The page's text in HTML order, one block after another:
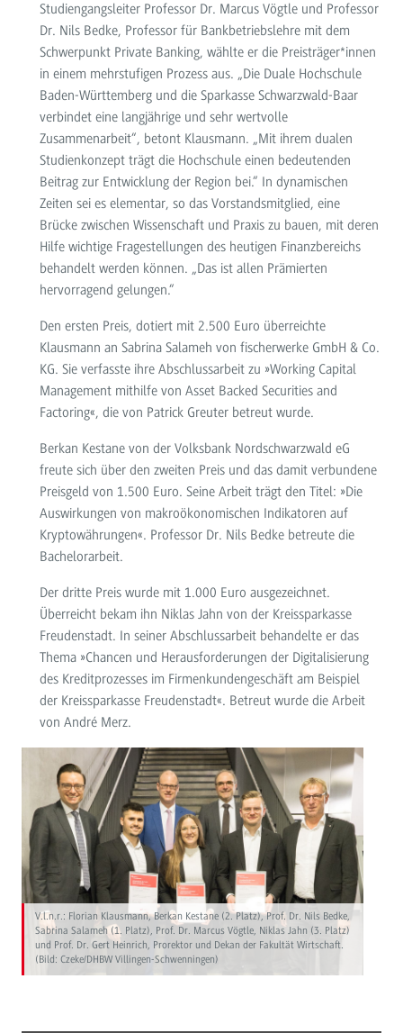
Studiengangsleiter Professor Dr. Marcus Vögtle und Professor
Dr. Nils Bedke, Professor für Bankbetriebslehre mit dem
Schwerpunkt Private Banking, wählte er die Preisträger*innen
in einem mehrstufigen Prozess aus. „Die Duale Hochschule
Baden-Württemberg und die Sparkasse Schwarzwald-Baar
verbindet eine langjährige und sehr wertvolle
Zusammenarbeit“, betont Klausmann. „Mit ihrem dualen
Studienkonzept trägt die Hochschule einen bedeutenden
Beitrag zur Entwicklung der Region bei.“ In dynamischen
Zeiten sei es elementar, so das Vorstandsmitglied, eine
Brücke zwischen Wissenschaft und Praxis zu bauen, mit deren
Hilfe wichtige Fragestellungen des heutigen Finanzbereichs
behandelt werden können. „Das ist allen Prämierten
hervorragend gelungen.“
Den ersten Preis, dotiert mit 2.500 Euro überreichte
Klausmann an Sabrina Salameh von fischerwerke GmbH & Co.
KG. Sie verfasste ihre Abschlussarbeit zu »Working Capital
Management mithilfe von Asset Backed Securities and
Factoring«, die von Patrick Greuter betreut wurde.
Berkan Kestane von der Volksbank Nordschwarzwald eG
freute sich über den zweiten Preis und das damit verbundene
Preisgeld von 1.500 Euro. Seine Arbeit trägt den Titel: »Die
Auswirkungen von makroökonomischen Indikatoren auf
Kryptowährungen«. Professor Dr. Nils Bedke betreute die
Bachelorarbeit.
Der dritte Preis wurde mit 1.000 Euro ausgezeichnet.
Überreicht bekam ihn Niklas Jahn von der Kreissparkasse
Freudenstadt. In seiner Abschlussarbeit behandelte er das
Thema »Chancen und Herausforderungen der Digitalisierung
des Kreditprozesses im Firmenkundengeschäft am Beispiel
der Kreissparkasse Freudenstadt«. Betreut wurde die Arbeit
von André Merz.
V.l.n.r.: Florian Klausmann, Berkan Kestane (2. Platz), Prof. Dr. Nils Bedke,
Sabrina Salameh (1. Platz), Prof. Dr. Marcus Vögtle, Niklas Jahn (3. Platz)
und Prof. Dr. Gert Heinrich, Prorektor und Dekan der Fakultät Wirtschaft.
(Bild: Czeke/DHBW Villingen-Schwenningen)